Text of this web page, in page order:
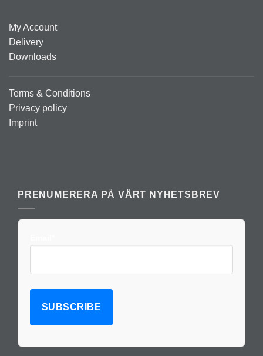
My Account
Delivery
Downloads
Terms & Conditions
Privacy policy
Imprint
PRENUMERERA PÅ VÅRT NYHETSBREV